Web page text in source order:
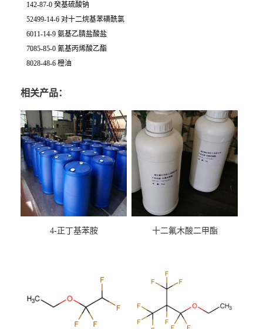
142-87-0 癸基硫酸钠
52499-14-6 对十二烷基苯磺酰氯
6011-14-9 氨基乙腈盐酸盐
7085-85-0 氰基丙烯酸乙酯
8028-48-6 橙油
相关产品：
4-正丁基苯胺 十二氟木酸二甲酯